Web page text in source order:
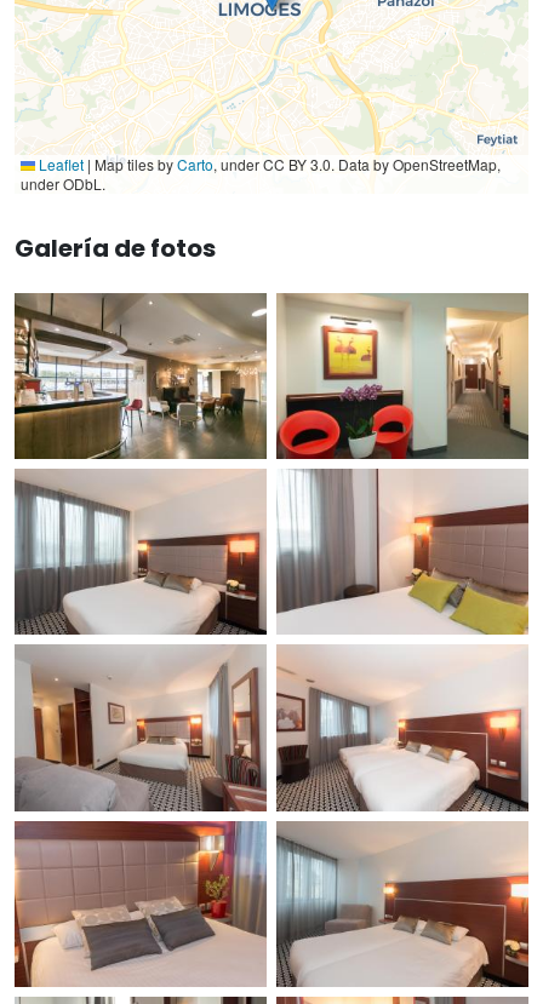
Leaflet | Map tiles byCarto, under CC BY 3.0. Data by OpenStreetMap,
under ODbL.
Galería de fotos